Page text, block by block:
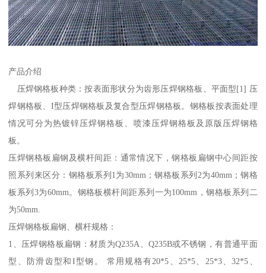
产品介绍
压焊钢格板种类：按表面形状分为齿形压焊钢格板、平面型[1] 压
焊钢格板、I型压焊钢格板及复合型压焊钢格板。钢格板按表面处理
情况可分为热镀锌压焊钢格板、喷漆压焊钢格板及原版压焊钢格
板。
压焊钢格板扁钢及横杆间距：通常情况下，钢格板扁钢中心间距按
照系列来区分：钢格板系列1为30mm；钢格板系列2为40mm；钢格
板系列3为60mm。钢格板横杆间距系列一为100mm，钢格板系列二
为50mm.
压焊钢格板扁钢、横杆规格：
1、压焊钢格板扁钢：材质为Q235A、Q235B或不锈钢，有普通平面
型、防滑齿型和I型钢。 常用规格有20*5、25*5、25*3、32*5、